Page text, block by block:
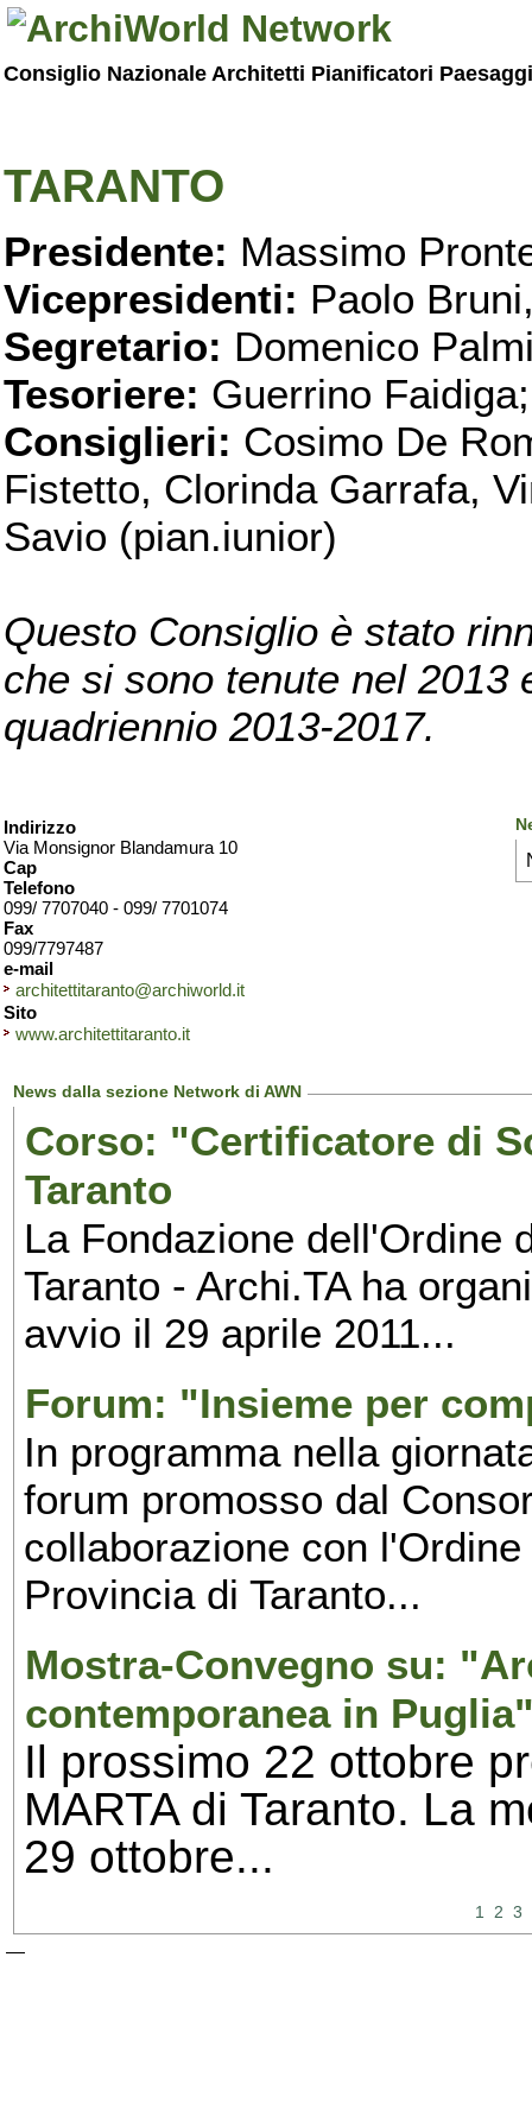
Consiglio Nazionale Architetti Pianificatori
TARANTO
Presidente: Massimo
Vicepresidenti: Paolo
Segretario: Domenico
Tesoriere: Guerrino Faidiga;
Consiglieri: Cosimo De
Fistetto, Clorinda Garrafa,
Savio (pian.iunior)
Questo Consiglio è stato
che si sono tenute nel 2013
quadriennio 2013-2017.
Indirizzo
Via Monsignor Blandamura 10
Cap
Telefono
099/ 7707040 - 099/ 7701074
Fax
099/7797487
e-mail
architettitaranto@archiworld.it
Sito
www.architettitaranto.it
News dalla sezione Network di AWN
Corso: "Certificatore di
Taranto
La Fondazione dell'Ordine
Taranto - Archi.TA ha
avvio il 29 aprile 2011...
Forum: "Insieme per
In programma nella
forum promosso dal
collaborazione con
Provincia di Taranto...
Mostra-Convegno su:
contemporanea in
Il prossimo 22 ottobre
MARTA di Taranto. La
29 ottobre...
1 2 3